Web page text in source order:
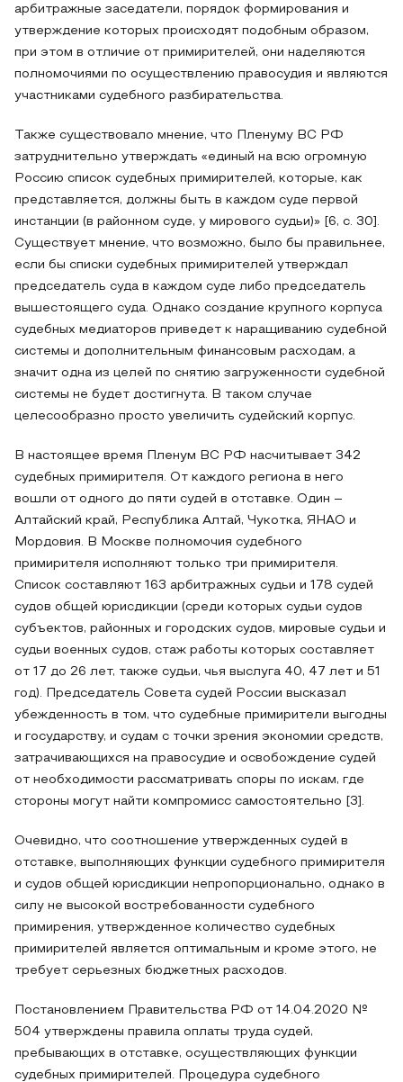
арбитражные заседатели, порядок формирования и
утверждение которых происходят подобным образом,
при этом в отличие от примирителей, они наделяются
полномочиями по осуществлению правосудия и являются
участниками судебного разбирательства.
Также существовало мнение, что Пленуму ВС РФ
затруднительно утверждать «единый на всю огромную
Россию список судебных примирителей, которые, как
представляется, должны быть в каждом суде первой
инстанции (в районном суде, у мирового судьи)» [6, с. 30].
Существует мнение, что возможно, было бы правильнее,
если бы списки судебных примирителей утверждал
председатель суда в каждом суде либо председатель
вышестоящего суда. Однако создание крупного корпуса
судебных медиаторов приведет к наращиванию судебной
системы и дополнительным финансовым расходам, а
значит одна из целей по снятию загруженности судебной
системы не будет достигнута. В таком случае
целесообразно просто увеличить судейский корпус.
В настоящее время Пленум ВС РФ насчитывает 342
судебных примирителя. От каждого региона в него
вошли от одного до пяти судей в отставке. Один –
Алтайский край, Республика Алтай, Чукотка, ЯНАО и
Мордовия. В Москве полномочия судебного
примирителя исполняют только три примирителя.
Список составляют 163 арбитражных судьи и 178 судей
судов общей юрисдикции (среди которых судьи судов
субъектов, районных и городских судов, мировые судьи и
судьи военных судов, стаж работы которых составляет
от 17 до 26 лет, также судьи, чья выслуга 40, 47 лет и 51
год). Председатель Совета судей России высказал
убежденность в том, что судебные примирители выгодны
и государству, и судам с точки зрения экономии средств,
затрачивающихся на правосудие и освобождение судей
от необходимости рассматривать споры по искам, где
стороны могут найти компромисс самостоятельно [3].
Очевидно, что соотношение утвержденных судей в
отставке, выполняющих функции судебного примирителя
и судов общей юрисдикции непропорционально, однако в
силу не высокой востребованности судебного
примирения, утвержденное количество судебных
примирителей является оптимальным и кроме этого, не
требует серьезных бюджетных расходов.
Постановлением Правительства РФ от 14.04.2020 №
504 утверждены правила оплаты труда судей,
пребывающих в отставке, осуществляющих функции
судебных примирителей. Процедура судебного